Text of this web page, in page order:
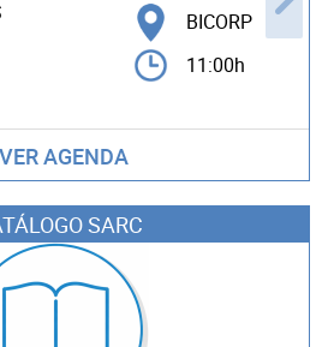
BICORP
11:00h
VER AGENDA
SARC